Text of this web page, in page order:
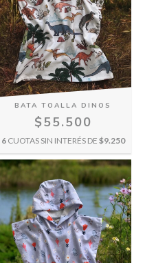
BATA TOALLA DINOS
$55.500
6 CUOTAS SIN INTERÉS DE $9.250